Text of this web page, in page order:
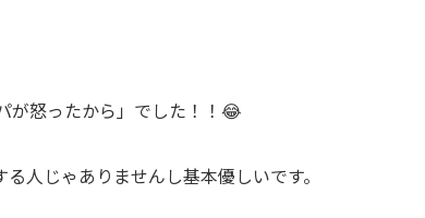
が怒ったから」でした！！😂
人じゃありませんし基本優しいです。